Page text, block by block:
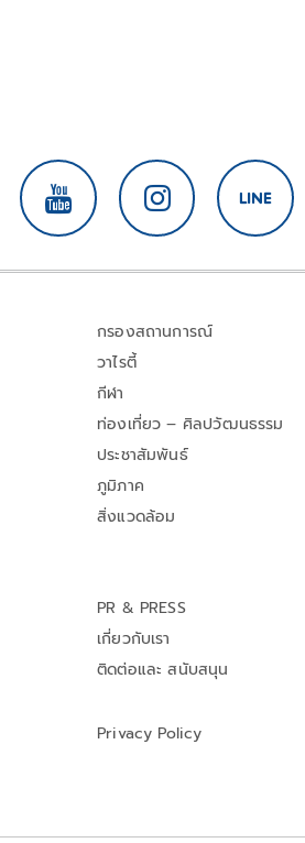
กรองสถานการณ์
วาไรตี้
กีฬา
ท่องเที่ยว – ศิลปวัฒนธรรม
ประชาสัมพันธ์
ภูมิภาค
สิ่งแวดล้อม
PR & PRESS
เกี่ยวกับเรา
ติดต่อและ สนับสนุน
Privacy Policy